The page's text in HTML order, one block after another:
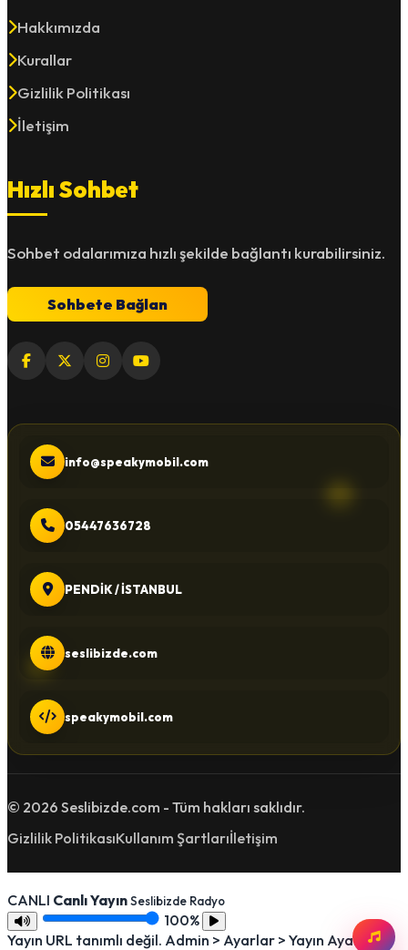
Hakkımızda
Kurallar
Gizlilik Politikası
İletişim
Hızlı Sohbet
Sohbet odalarımıza hızlı şekilde bağlantı kurabilirsiniz.
Sohbete Bağlan
info@speakymobil.com
05447636728
PENDİK / İSTANBUL
seslibizde.com
speakymobil.com
© 2026 Seslibizde.com - Tüm hakları saklıdır.
Gizlilik PolitikasıKullanım Şartlarıİletişim
CANLI Canlı YayınSeslibizde Radyo
100%
Yayın URL tanımlı değil. Admin > Ayarlar > Yayın Ayarları